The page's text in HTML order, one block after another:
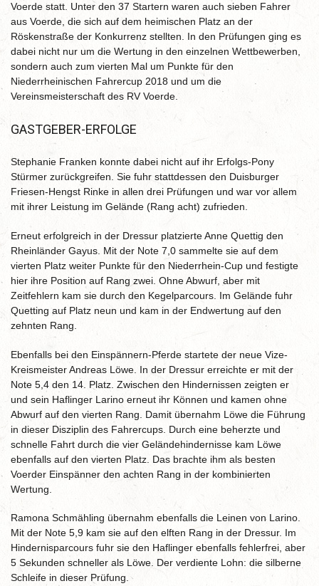
Voerde statt. Unter den 37 Startern waren auch sieben Fahrer
aus Voerde, die sich auf dem heimischen Platz an der
Röskenstraße der Konkurrenz stellten. In den Prüfungen ging es
dabei nicht nur um die Wertung in den einzelnen Wettbewerben,
sondern auch zum vierten Mal um Punkte für den
Niederrheinischen Fahrercup 2018 und um die
Vereinsmeisterschaft des RV Voerde.
GASTGEBER-ERFOLGE
Stephanie Franken konnte dabei nicht auf ihr Erfolgs-Pony
Stürmer zurückgreifen. Sie fuhr stattdessen den Duisburger
Friesen-Hengst Rinke in allen drei Prüfungen und war vor allem
mit ihrer Leistung im Gelände (Rang acht) zufrieden.
Erneut erfolgreich in der Dressur platzierte Anne Quettig den
Rheinländer Gayus. Mit der Note 7,0 sammelte sie auf dem
vierten Platz weiter Punkte für den Niederrhein-Cup und festigte
hier ihre Position auf Rang zwei. Ohne Abwurf, aber mit
Zeitfehlern kam sie durch den Kegelparcours. Im Gelände fuhr
Quetting auf Platz neun und kam in der Endwertung auf den
zehnten Rang.
Ebenfalls bei den Einspännern-Pferde startete der neue Vize-
Kreismeister Andreas Löwe. In der Dressur erreichte er mit der
Note 5,4 den 14. Platz. Zwischen den Hindernissen zeigten er
und sein Haflinger Larino erneut ihr Können und kamen ohne
Abwurf auf den vierten Rang. Damit übernahm Löwe die Führung
in dieser Disziplin des Fahrercups. Durch eine beherzte und
schnelle Fahrt durch die vier Geländehindernisse kam Löwe
ebenfalls auf den vierten Platz. Das brachte ihm als besten
Voerder Einspänner den achten Rang in der kombinierten
Wertung.
Ramona Schmähling übernahm ebenfalls die Leinen von Larino.
Mit der Note 5,9 kam sie auf den elften Rang in der Dressur. Im
Hindernisparcours fuhr sie den Haflinger ebenfalls fehlerfrei, aber
5 Sekunden schneller als Löwe. Der verdiente Lohn: die silberne
Schleife in dieser Prüfung.